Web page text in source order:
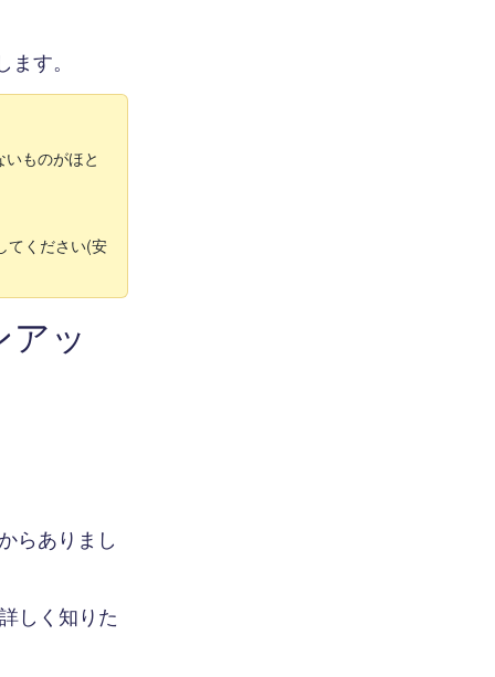
す。
ものがほと
てください(安
ッ
らありまし
しく知りた